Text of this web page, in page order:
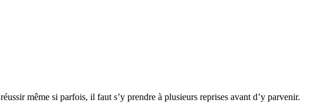
même si parfois, il faut s’y prendre à plusieurs reprises avant d’y parvenir.